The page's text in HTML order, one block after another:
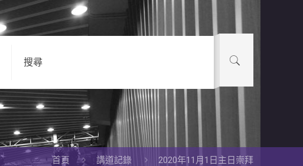
搜尋
首頁 講道記錄 2020年11月1日主日崇拜